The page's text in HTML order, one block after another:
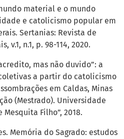
material e o mundo
e catolicismo popular em
Sertanias: Revista de
v.1, n.1, p. 98-114, 2020.
acredito, mas não duvido”: a
a partir do catolicismo
em Caldas, Minas
(Mestrado). Universidade
Filho”, 2018.
Memória do Sagrado: estudos